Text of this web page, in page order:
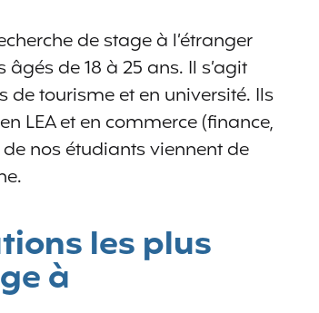
de stage à l’étranger
de 18 à 25 ans. Il s’agit
de tourisme et en université. Ils
LEA et en commerce (finance,
nos étudiants viennent de
les plus
à